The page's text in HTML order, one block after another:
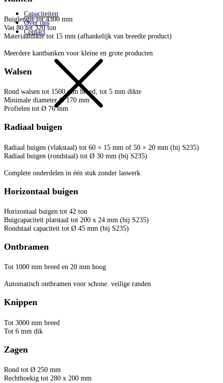
Capaciteiten
Over ons
Contact
Buiglengte tot 4300 mm
Van 80 tot 320 ton
Materiaaldikte tot 15 mm (afhankelijk van breedte product)
Meerdere kantbanken voor kleine en grote producten
Walsen
Rond walsen tot 1500 mm breed, tot 5 mm dikte
Minimale diameter Ø 170 mm
Profielen tot Ø 76 mm
Radiaal buigen
Radiaal buigen (vlakstaal) tot 60 × 15 mm of 50 × 20 mm (bij S235)
Radiaal buigen (rondstaal) tot Ø 30 mm (bij S235)
Complete onderdelen in één stuk zonder laswerk
Horizontaal buigen
Horizontaal buigen tot 42 ton
Buigcapaciteit platstaal tot 200 x 24 mm (bij S235)
Rondstaal capaciteit tot Ø 45 mm (bij S235)
Ontbramen
Tot 1000 mm breed en 20 mm hoog
Automatisch ontbramen voor schone. veilige randen
Knippen
Tot 3000 mm breed
Tot 6 mm dik
Zagen
Rond tot Ø 250 mm
Rechthoekig tot 280 x 200 mm